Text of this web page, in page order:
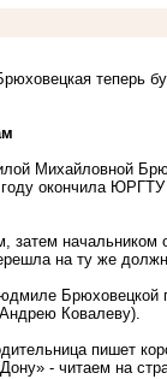
теперь
Михайловной
году окончила
затем начальником
на ту же
Брюховецкой
Ковалеву).
пишет
- читаем на